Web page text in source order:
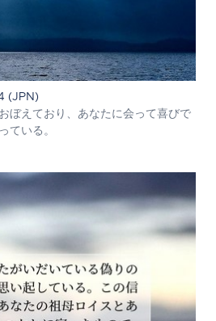
(JPN)
ぼえており、あなたに会って喜びで
ている。